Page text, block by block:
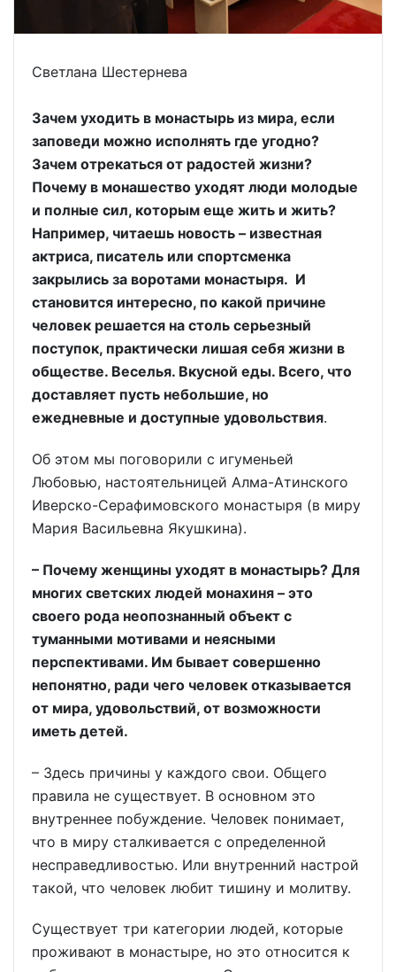
Светлана Шестернева
Зачем уходить в монастырь из мира, если
заповеди можно исполнять где угодно?
Зачем отрекаться от радостей жизни?
Почему в монашество уходят люди молодые
и полные сил, которым еще жить и жить?
Например, читаешь новость – известная
актриса, писатель или спортсменка
закрылись за воротами монастыря. И
становится интересно, по какой причине
человек решается на столь серьезный
поступок, практически лишая себя жизни в
обществе. Веселья. Вкусной еды. Всего, что
доставляет пусть небольшие, но
ежедневные и доступные удовольствия.
Об этом мы поговорили с игуменьей
Любовью, настоятельницей Алма-Атинского
Иверско-Серафимовского монастыря (в миру
Мария Васильевна Якушкина).
– Почему женщины уходят в монастырь? Для
многих светских людей монахиня – это
своего рода неопознанный объект с
туманными мотивами и неясными
перспективами. Им бывает совершенно
непонятно, ради чего человек отказывается
от мира, удовольствий, от возможности
иметь детей.
– Здесь причины у каждого свои. Общего
правила не существует. В основном это
внутреннее побуждение. Человек понимает,
что в миру сталкивается с определенной
несправедливостью. Или внутренний настрой
такой, что человек любит тишину и молитву.
Существует три категории людей, которые
проживают в монастыре, но это относится к